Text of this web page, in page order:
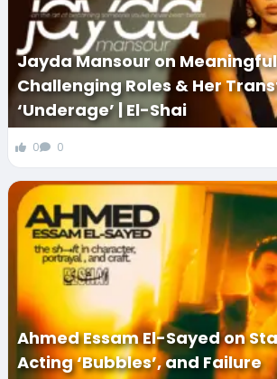
Jayda Mansour on
Challenging Roles & Her
‘Underage’ | El-Shai
0 0
Ahmed Essam El-Sayed on
Acting ‘Bubbles’, and Failure